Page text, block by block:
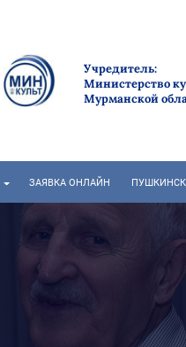
Учредитель:
Министерство
Мурманской
ЗАЯВКА ОНЛАЙН